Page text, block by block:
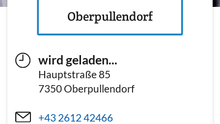
wird geladen...
Hauptstraße 85
7350 Oberpullendorf
+43 2612 42466
Oberpullendorf